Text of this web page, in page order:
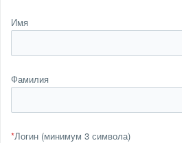
Имя
Фамилия
*Логин (минимум 3 символа)